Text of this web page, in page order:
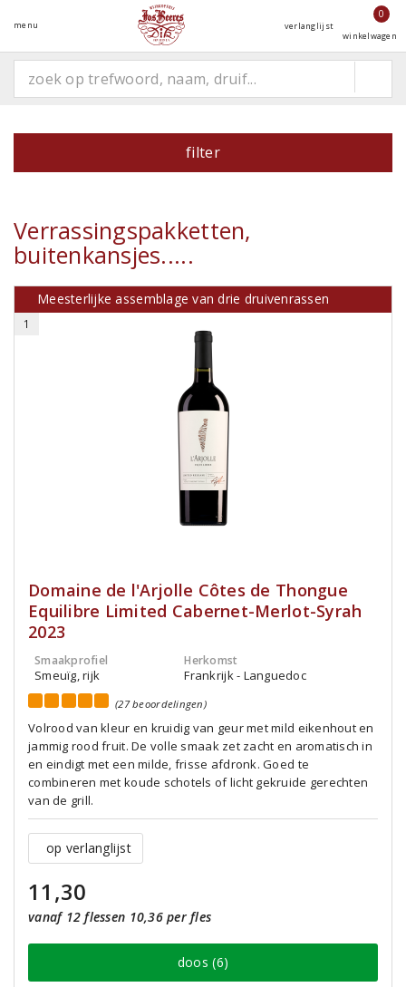
menu verlanglijst
0
winkelwagen
filter
Verrassingspakketten,
buitenkansjes.....
Meesterlijke assemblage van drie druivenrassen
1
Domaine de l'Arjolle Côtes de Thongue
Equilibre Limited Cabernet-Merlot-Syrah
2023
Smaakprofiel
Smeuïg, rijk
Herkomst
Frankrijk - Languedoc
(27 beoordelingen)
Volrood van kleur en kruidig van geur met mild eikenhout en
jammig rood fruit. De volle smaak zet zacht en aromatisch in
en eindigt met een milde, frisse afdronk. Goed te
combineren met koude schotels of licht gekruide gerechten
van de grill.
op verlanglijst
11,30
vanaf 12 flessen 10,36 per fles
doos (6)